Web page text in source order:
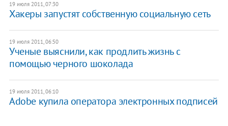
19 июля 2011, 07:30
Хакеры запустят собственную социальную сеть
19 июля 2011, 06:50
Ученые выяснили, как продлить жизнь с
помощью черного шоколада
19 июля 2011, 06:10
Adobe купила оператора электронных подписей